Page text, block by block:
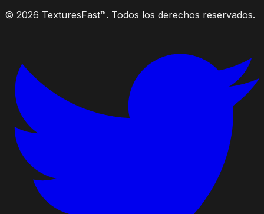
© 2026 TexturesFast™. Todos los derechos reservados.